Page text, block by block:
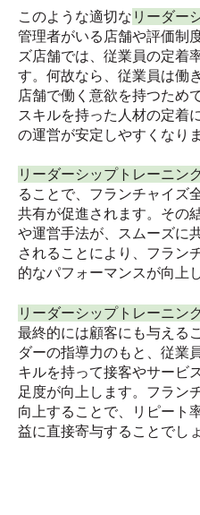
このような適切な リーダー
管理者がいる店舗や評価制
ズ店舗では、従業員の定着
す。何故なら、従業員は働
店舗で働く意欲を持つため
スキルを持った人材の定着
の運営が安定しやすくなりま
リーダーシップトレーニン
ることで、フランチャイズ
共有が促進されます。その
や運営手法が、スムーズに
されることにより、フラン
的なパフォーマンスが向上
リーダーシップトレーニン
最終的には顧客にも与える
ダーの指導力のもと、従業
キルを持って接客やサービ
足度が向上します。フラン
向上することで、リピート
益に直接寄与することでしょ